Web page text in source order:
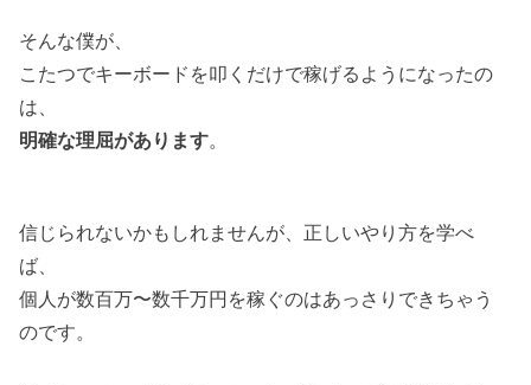
そんな僕が、
こたつでキーボードを叩くだけで稼げるようになったの
は、
明確な理屈があります
信じられないかもしれませんが、正しいやり方を学べ
ば、
個人が数百万〜数千万円を稼ぐのはあっさりできちゃう
のです。